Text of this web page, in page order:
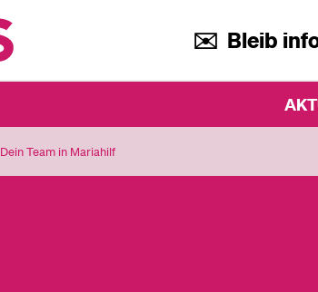
✉️ Bleib
Dein Team in Mariahilf